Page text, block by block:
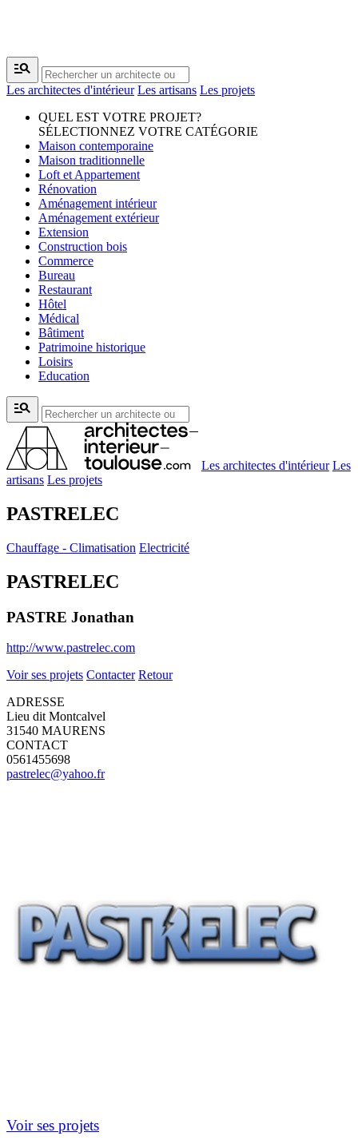
manage_search
Les architectes d'intérieur Les artisans Les projets
QUEL EST VOTRE PROJET?
SÉLECTIONNEZ VOTRE CATÉGORIE
Maison contemporaine
Maison traditionnelle
Loft et Appartement
Rénovation
Aménagement intérieur
Aménagement extérieur
Extension
Construction bois
Commerce
Bureau
Restaurant
Hôtel
Médical
Bâtiment
Patrimoine historique
Loisirs
Education
manage_search
Les architectes d'intérieur Les
artisans Les projets
PASTRELEC
Chauffage - Climatisation Electricité
PASTRELEC
PASTRE Jonathan
http://www.pastrelec.com
Voir ses projets Contacter Retour
ADRESSE
Lieu dit Montcalvel
31540 MAURENS
CONTACT
0561455698
pastrelec@yahoo.fr
Voir ses projets